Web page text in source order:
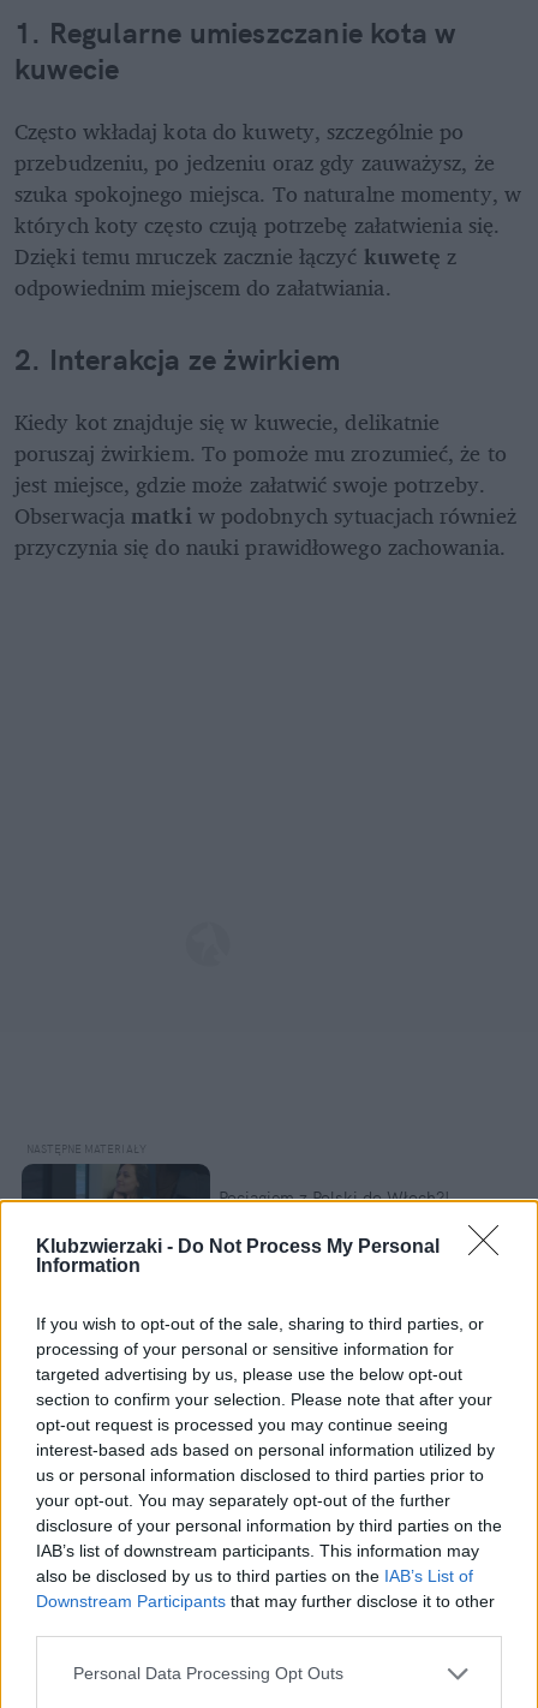
Klubzwierzaki - Do Not Process My Personal
Information
If you wish to opt-out of the sale, sharing to third parties, or
processing of your personal or sensitive information for
targeted advertising by us, please use the below opt-out
section to confirm your selection. Please note that after your
opt-out request is processed you may continue seeing
interest-based ads based on personal information utilized by
us or personal information disclosed to third parties prior to
your opt-out. You may separately opt-out of the further
disclosure of your personal information by third parties on the
IAB’s list of downstream participants. This information may
also be disclosed by us to third parties on the IAB’s List of
Downstream Participants that may further disclose it to other
Personal Data Processing Opt Outs
1. Regularne umieszczanie kota w
kuwecie
Często wkładaj kota do kuwety, szczególnie po
przebudzeniu, po jedzeniu oraz gdy zauważysz, że
szuka spokojnego miejsca. To naturalne momenty, w
których koty często czują potrzebę załatwienia się.
Dzięki temu mruczek zacznie łączyć kuwetę z
odpowiednim miejscem do załatwiania.
2. Interakcja ze żwirkiem
Kiedy kot znajduje się w kuwecie, delikatnie
poruszaj żwirkiem. To pomoże mu zrozumieć, że to
jest miejsce, gdzie może załatwić swoje potrzeby.
Obserwacja matki w podobnych sytuacjach również
przyczynia się do nauki prawidłowego zachowania.
Pociągiem z Polski do Włoch?!
kierunek:PODRÓŻE
3. Nagradzanie
Gdy kot skorzysta z kuwety, nagradzaj go
pieszczotami lub smakołykiem. Pozytywne
wzmocnienie pomoże mu kojarzyć kuwetę z
przyjemnymi doświadczeniami, co zwiększy jego
chęć do jej używania. Pamiętaj, aby nie karmić kota
w kuwecie. To może zniechęcić go do korzystania z
niej, ponieważ mruczki preferują oddzielać strefy
jedzenia i załatwiania.
Zobacz również: Po czym poznać, że kot źle się